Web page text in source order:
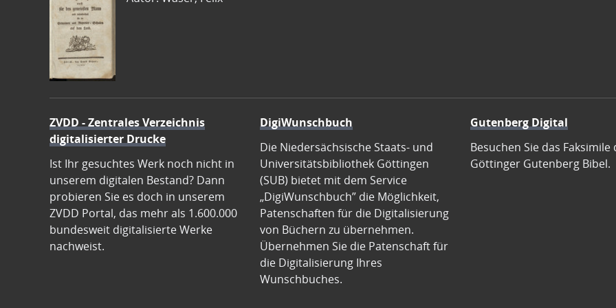
ZVDD - Zentrales Verzeichnis
digitalisierter Drucke
Ist Ihr gesuchtes Werk noch nicht in
unserem digitalen Bestand? Dann
probieren Sie es doch in unserem
ZVDD Portal, das mehr als 1.600.000
bundesweit digitalisierte Werke
nachweist.
DigiWunschbuch
Die Niedersächsische Staats- und
Universitätsbibliothek Göttingen
(SUB) bietet mit dem Service
„DigiWunschbuch” die Möglichkeit,
Patenschaften für die Digitalisierung
von Büchern zu übernehmen.
Übernehmen Sie die Patenschaft für
die Digitalisierung Ihres
Wunschbuches.
Gutenberg Digital
Besuchen Sie das Faksimile
Göttinger Gutenberg Bibel.